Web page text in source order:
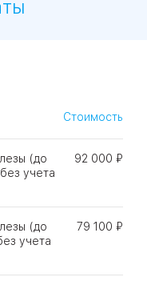
ЗАО
16
Академика
Янгеля
Стоимость
(до
учета
92 000 ₽
(до
учета
79 100 ₽